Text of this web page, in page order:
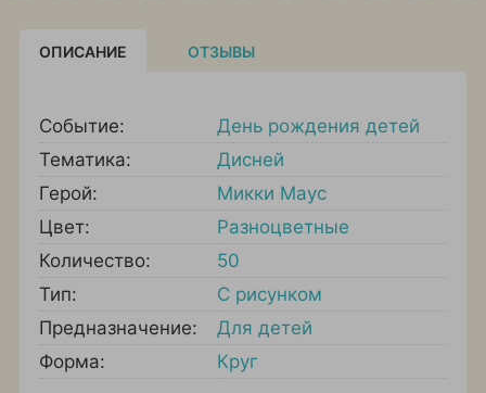
ОПИСАНИЕ ОТЗЫВЫ
Событие:
День рождения детей
Тематика:
Дисней
Герой:
Микки Маус
Цвет:
Разноцветные
Количество:
50
Тип:
С рисунком
Предназначение:
Для детей
Форма:
Круг